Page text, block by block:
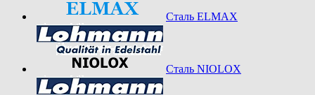
Сталь ELMAX
Сталь NIOLOX